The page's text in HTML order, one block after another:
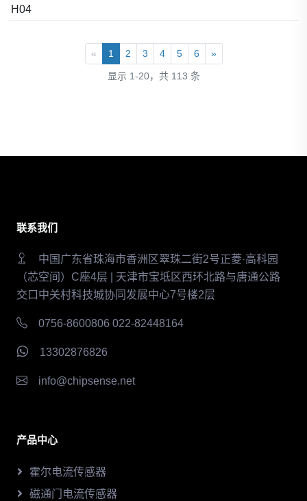
H04
« 1 2 3 4 5 6 »
显示 1-20，共 113 条
联系我们
中国广东省珠海市香洲区翠珠二街2号正菱·高科园
（芯空间）C座4层 | 天津市宝坻区西环北路与唐通公路
交口中关村科技城协同发展中心7号楼2层
0756-8600806 022-82448164
13302876826
info@chipsense.net
产品中心
霍尔电流传感器
磁通门电流传感器